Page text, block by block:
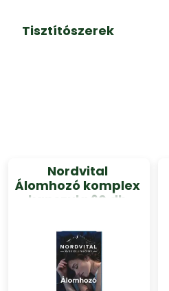
Tisztítószerek
Nordvital
Álomhozó komplex
kapszula 60 db